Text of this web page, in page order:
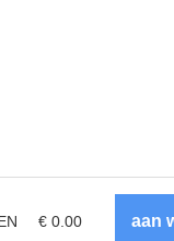
€ 0.00